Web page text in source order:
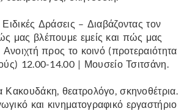
Δράσεις – Διαβάζοντας τον
μας βλέπουμε εμείς και πώς μας
προς το κοινό (προτεραιότητα
12.00-14.00 | Μουσείο Τσιτσάνη.
Κακουδάκη, θεατρολόγο, σκηνοθέτρια.
και κινηματογραφικό εργαστήριο